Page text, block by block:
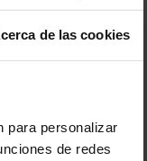
de las cookies
para personalizar
de redes